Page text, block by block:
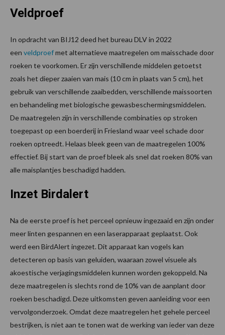
Veldproef
In opdracht van BIJ12 deed het bureau DLV in 2022
een veldproefmet alternatieve maatregelen om maisschade door
roeken te voorkomen. Er zijn verschillende middelen getoetst
zoals het dieper zaaien van mais (10 cm in plaats van 5 cm), het
gebruik van verschillende zaaibedden, verschillende maissoorten
en behandeling met biologische gewasbeschermingsmiddelen.
De maatregelen zijn in verschillende combinaties op stroken
toegepast op een boerderij in Friesland waar veel schade door
roeken optreedt. Helaas bleek geen van de maatregelen 100%
effectief. Bij start van de proef bleek als snel dat roeken 80% van
alle maisplantjes beschadigd hadden.
Inzet Birdalert
Na de eerste proef is het perceel opnieuw ingezaaid en zijn onder
meer linten gespannen en een laserapparaat geplaatst. Ook
werd een BirdAlert ingezet. Dit apparaat kan vogels kan
detecteren op basis van geluiden, waaraan zowel visuele als
akoestische verjagingsmiddelen kunnen worden gekoppeld. Na
deze maatregelen is slechts rond de 10% van de aanplant door
roeken beschadigd. Deze uitkomsten geven aanleiding voor een
vervolgonderzoek. Omdat deze maatregelen het gehele perceel
bestrijken, is niet aan te tonen wat de werking van ieder van deze